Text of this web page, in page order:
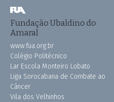
Fundação Ubaldino do
Amaral
www.fua.org.br
Colégio Politécnico
Lar Escola Monteiro Lobato
Liga Sorocabana de Combate ao
Câncer
Vila dos Velhinhos